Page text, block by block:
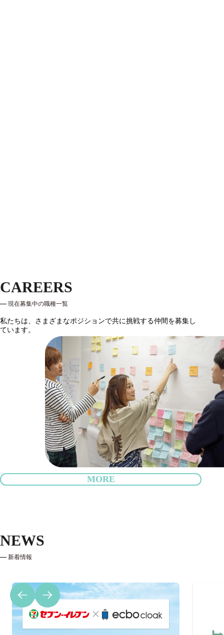
CAREERS
現在募集中の職種一覧
私たちは、さまざまなポジションで共に挑戦する仲間を募集し
ています。
MORE
NEWS
新着情報